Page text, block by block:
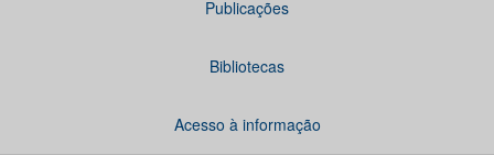
Publicações
Bibliotecas
Acesso à informação